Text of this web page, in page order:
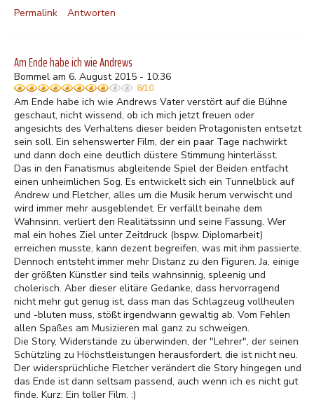
Permalink
Antworten
Am Ende habe ich wie Andrews
Bommel am 6. August 2015 - 10:36
8/10
Am Ende habe ich wie Andrews Vater verstört auf die Bühne
geschaut, nicht wissend, ob ich mich jetzt freuen oder
angesichts des Verhaltens dieser beiden Protagonisten entsetzt
sein soll. Ein sehenswerter Film, der ein paar Tage nachwirkt
und dann doch eine deutlich düstere Stimmung hinterlässt.
Das in den Fanatismus abgleitende Spiel der Beiden entfacht
einen unheimlichen Sog. Es entwickelt sich ein Tunnelblick auf
Andrew und Fletcher, alles um die Musik herum verwischt und
wird immer mehr ausgeblendet. Er verfällt beinahe dem
Wahnsinn, verliert den Realitätssinn und seine Fassung. Wer
mal ein hohes Ziel unter Zeitdruck (bspw. Diplomarbeit)
erreichen musste, kann dezent begreifen, was mit ihm passierte.
Dennoch entsteht immer mehr Distanz zu den Figuren. Ja, einige
der größten Künstler sind teils wahnsinnig, spleenig und
cholerisch. Aber dieser elitäre Gedanke, dass hervorragend
nicht mehr gut genug ist, dass man das Schlagzeug vollheulen
und -bluten muss, stößt irgendwann gewaltig ab. Vom Fehlen
allen Spaßes am Musizieren mal ganz zu schweigen.
Die Story, Widerstände zu überwinden, der "Lehrer", der seinen
Schützling zu Höchstleistungen herausfordert, die ist nicht neu.
Der widersprüchliche Fletcher verändert die Story hingegen und
das Ende ist dann seltsam passend, auch wenn ich es nicht gut
finde. Kurz: Ein toller Film. :)